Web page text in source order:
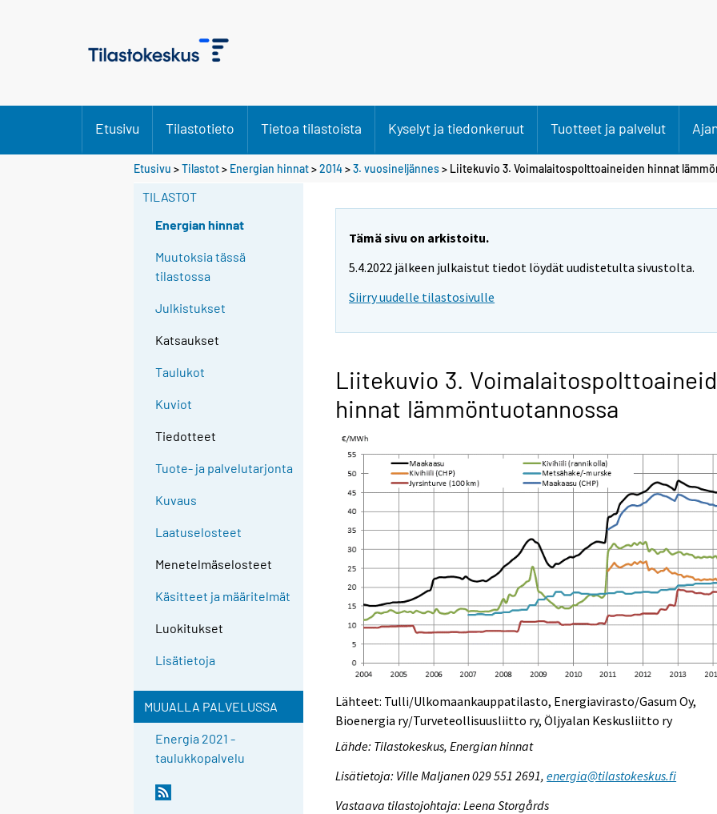
Etusivu Tilastotieto Tietoa tilastoista Kyselyt ja tiedonkeruut Tuotteet ja palvelut
Etusivu >Tilastot> Energian hinnat>2014>3. vuosineljännes> Liitekuvio 3. Voimalaitospolttoaineiden hinnat
TILASTOT
Energian hinnat
Muutoksia tässä
tilastossa
Julkistukset
Katsaukset
Taulukot
Kuviot
Tiedotteet
Tuote- ja palvelutarjonta
Kuvaus
Laatuselosteet
Menetelmäselosteet
Käsitteet ja määritelmät
Luokitukset
Lisätietoja
MUUALLA PALVELUSSA
Energia 2021 -
taulukkopalvelu
Tämä sivu on arkistoitu.
5.4.2022 jälkeen julkaistut tiedot löydät uudistetulta sivustolta.
Siirry uudelle tilastosivulle
Liitekuvio 3.
hinnat lämmöntuotannossa
Lähteet: Tulli/Ulkomaankauppatilasto, Energiavirasto/Gasum Oy,
Bioenergia ry/Turveteollisuusliitto ry, Öljyalan Keskusliitto ry
Lähde: Tilastokeskus, Energian hinnat
Lisätietoja: Ville Maljanen 029 551 2691,energia@tilastokeskus.fi
Vastaava tilastojohtaja: Leena Storgårds